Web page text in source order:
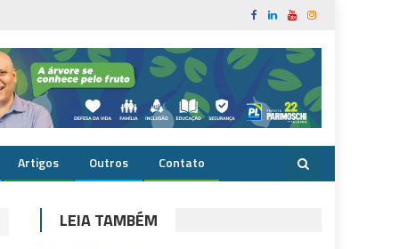
Artigos Outros Contato
LEIA TAMBÉM